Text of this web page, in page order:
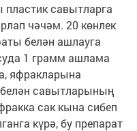
савытларга
чәчәм. 20 көнлек
белән ашлауга
1 грамм ашлама
яфракларына
савытларының
сак кына сибеп
күрә, бу препарат